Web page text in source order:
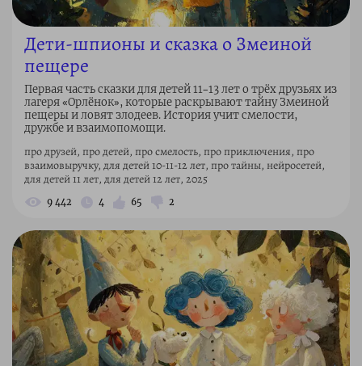
Дети-шпионы и сказка о Змеиной
пещере
Первая часть сказки для детей 11–13 лет о трёх друзьях из
лагеря «Орлёнок», которые раскрывают тайну Змеиной
пещеры и ловят злодеев. История учит смелости,
дружбе и взаимопомощи.
про друзей, про детей, про смелость, про приключения, про
взаимовыручку, для детей 10-11-12 лет, про тайны, нейросетей,
для детей 11 лет, для детей 12 лет, 2025
9 442 4 65 2